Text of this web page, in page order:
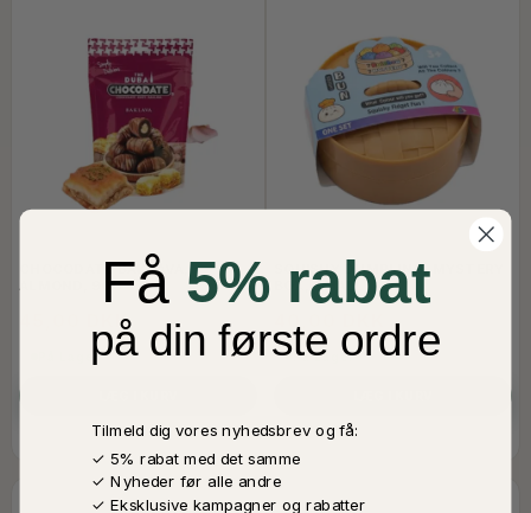
CHOCODATE BAKLAVA,
ALMOND, 90G
45,00 DKK
På Lager
SQUISHY DUMPLING, MYSTERY
BOX, SMALL
På Lager
Få 5% rabat
på din første ordre
Tilmeld dig vores nyhedsbrev og få:
✓ 5% rabat med det samme
✓ Nyheder før alle andre
✓ Eksklusive kampagner og rabatter